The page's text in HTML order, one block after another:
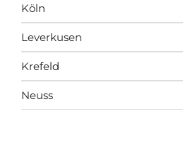
Köln
Leverkusen
Krefeld
Neuss